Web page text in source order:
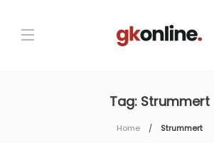
Tag: Strummert
Home Strummert